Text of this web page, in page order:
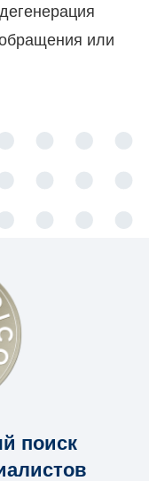
или
поиск